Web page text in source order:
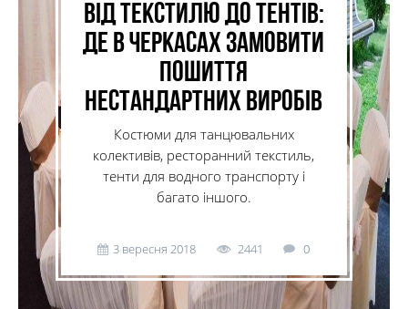
Від текстилю до тентів:
де в Черкасах замовити
пошиття
нестандартних виробів
Костюми для танцювальних
колективів, ресторанний текстиль,
тенти для водного транспорту і
багато іншого.
3 вересня 2018 2441 0